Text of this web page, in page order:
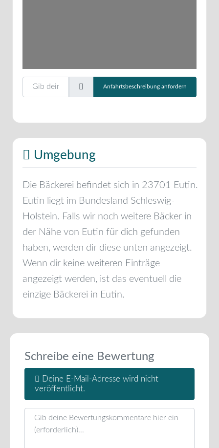
Gib deinen Standort ein.
Anfahrtsbeschreibung anfordern
Umgebung
Die Bäckerei befindet sich in 23701 Eutin.
Eutin liegt im Bundesland Schleswig-
Holstein. Falls wir noch weitere Bäcker in
der Nähe von Eutin für dich gefunden
haben, werden dir diese unten angezeigt.
Wenn dir keine weiteren Einträge
angezeigt werden, ist das eventuell die
einzige Bäckerei in Eutin.
Schreibe eine Bewertung
Deine E-Mail-Adresse wird nicht
veröffentlicht.
Rezensionstext